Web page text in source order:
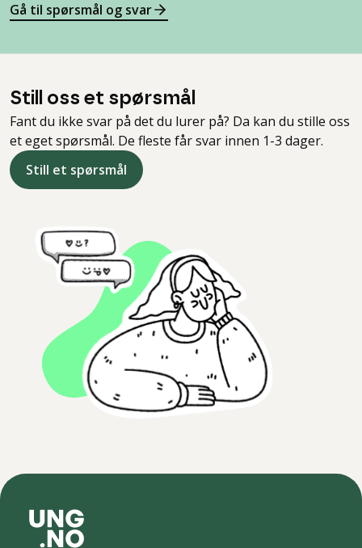
Gå til spørsmål og svar
Still oss et spørsmål
Fant du ikke svar på det du lurer på? Da kan du stille oss
et eget spørsmål. De fleste får svar innen 1-3 dager.
Still et spørsmål